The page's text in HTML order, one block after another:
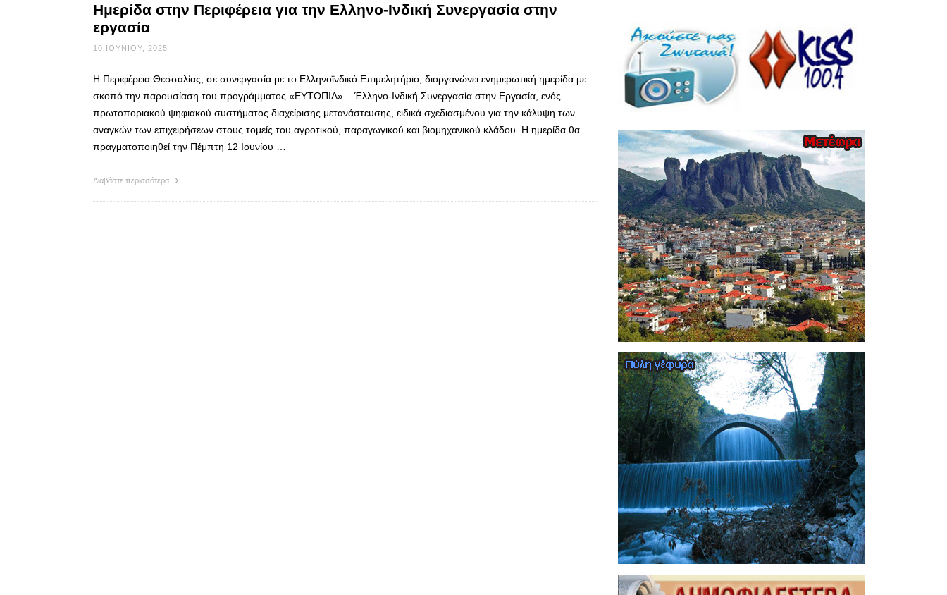
Ημερίδα στην Περιφέρεια για την Ελληνο-Ινδική Συνεργασία στην
εργασία
10 ΙΟΥΝΊΟΥ, 2025
Η Περιφέρεια Θεσσαλίας, σε συνεργασία με το Ελληνοϊνδικό Επιμελητήριο, διοργανώνει ενημερωτική ημερίδα με
σκοπό την παρουσίαση του προγράμματος «ΕΥΤΟΠΙΑ» – Έλληνο-Ινδική Συνεργασία στην Εργασία, ενός
πρωτοποριακού ψηφιακού συστήματος διαχείρισης μετανάστευσης, ειδικά σχεδιασμένου για την κάλυψη των
αναγκών των επιχειρήσεων στους τομείς του αγροτικού, παραγωγικού και βιομηχανικού κλάδου. Η ημερίδα θα
πραγματοποιηθεί την Πέμπτη 12 Ιουνίου …
Διαβάστε περισσότερα